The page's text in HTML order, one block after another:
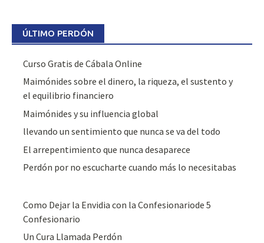
ÚLTIMO PERDÓN
Curso Gratis de Cábala Online
Maimónides sobre el dinero, la riqueza, el sustento y
el equilibrio financiero
Maimónides y su influencia global
llevando un sentimiento que nunca se va del todo
El arrepentimiento que nunca desaparece
Perdón por no escucharte cuando más lo necesitabas
Como Dejar la Envidia con la Confesionariode 5
Confesionario
Un Cura Llamada Perdón